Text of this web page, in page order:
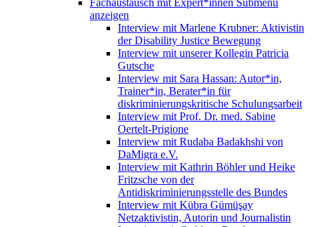
Fachaustausch mit Expert*innen Submenü
anzeigen
Interview mit Marlene Krubner: Aktivistin
der Disability Justice Bewegung
Interview mit unserer Kollegin Patricia
Gutsche
Interview mit Sara Hassan: Autor*in,
Trainer*in, Berater*in für
diskriminierungskritische Schulungsarbeit
Interview mit Prof. Dr. med. Sabine
Oertelt-Prigione
Interview mit Rudaba Badakhshi von
DaMigra e.V.
Interview mit Kathrin Böhler und Heike
Fritzsche von der
Antidiskriminierungsstelle des Bundes
Interview mit Kübra Gümüşay
Netzaktivistin, Autorin und Journalistin